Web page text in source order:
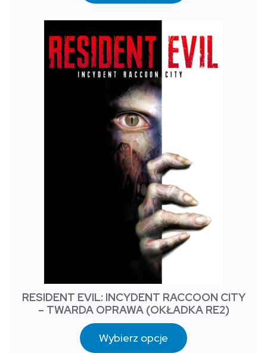
RESIDENT EVIL: INCYDENT RACCOON CITY
– TWARDA OPRAWA (OKŁADKA RE2)
Wybierz opcje